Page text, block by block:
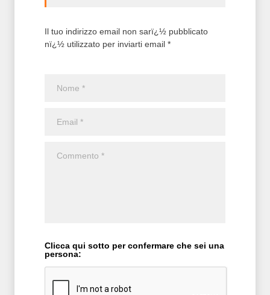
Il tuo indirizzo email non sarï¿½ pubblicato
nï¿½ utilizzato per inviarti email *
Clicca qui sotto per confermare che sei una
persona: